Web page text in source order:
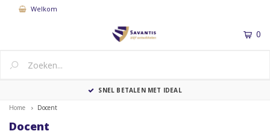
Welkom
0
LEVERTIJD: BINNEN 5 WERKDAGEN
Home Docent
Docent